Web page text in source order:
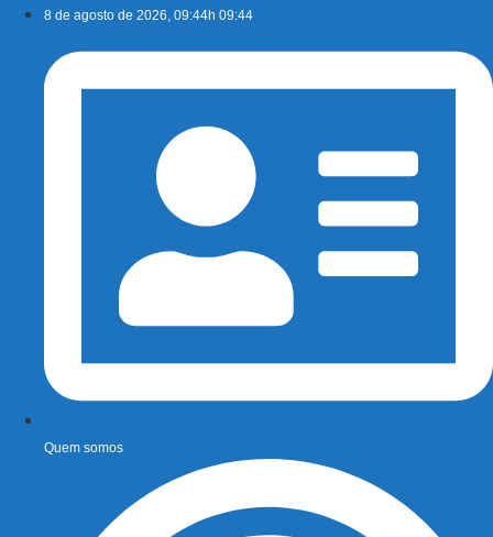
conteúdo
8 de agosto de 2026, 09:44h 09:44
Quem somos